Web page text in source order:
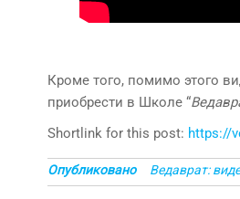
Кроме того, помимо этого
приобрести в Школе “
Shortlink for this post: https://
Опубликовано Ведаврат: